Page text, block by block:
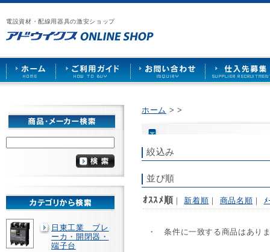
電設資材・配線用器具の激安ショップ
漏
電
ブ
レ
ー
カ
ー
や
照
ケ
ッ
ト
な
で
販
売
ア
ウ
イ
ス
HOME
ご
用
ガ
ド
お
い
合
せ
仕
先
募
日東工業 ブレ
ーカ・開閉器・
端子台
ホーム > >
絞込み
並び順
ｵｽｽﾒ順 ｜ 新着順 ｜ 商品名順 ｜ ﾒ
・ 条件に一致する商品はあり